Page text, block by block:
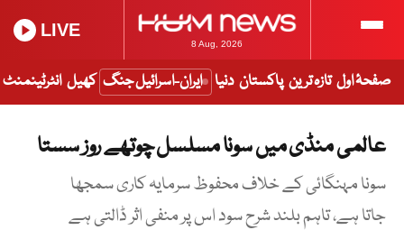
8 Aug, 2026
LIVE
صفحۂ اول تازہ ترین پاکستان دنیا ایران-اسرائیل جنگ کھیل انٹرٹینمنٹ
عالمی منڈی میں سونا مسلسل چوتھے روز سستا
سونا مہنگائی کے خلاف محفوظ سرمایہ کاری سمجھا
جاتا ہے، تاہم بلند شرح سود اس پر منفی اثر ڈالتی ہے